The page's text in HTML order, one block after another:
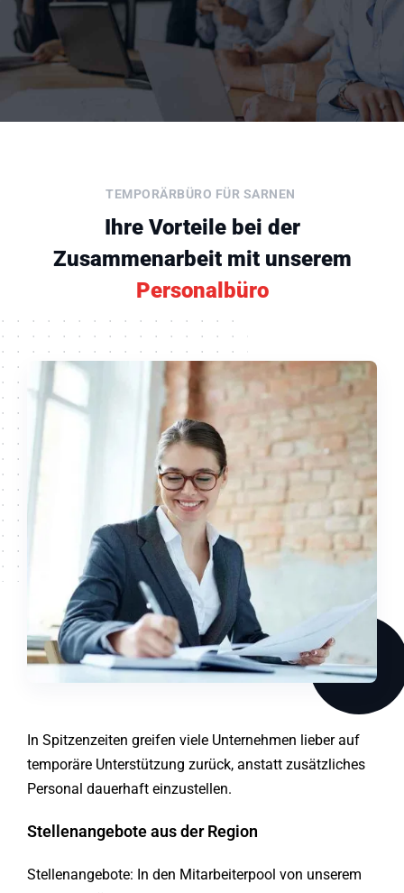
TEMPORÄRBÜRO FÜR SARNEN
Ihre Vorteile bei der
Zusammenarbeit mit unserem
Personalbüro
In Spitzenzeiten greifen viele Unternehmen lieber auf
temporäre Unterstützung zurück, anstatt zusätzliches
Personal dauerhaft einzustellen.
Stellenangebote aus der Region
Stellenangebote: In den Mitarbeiterpool von unserem